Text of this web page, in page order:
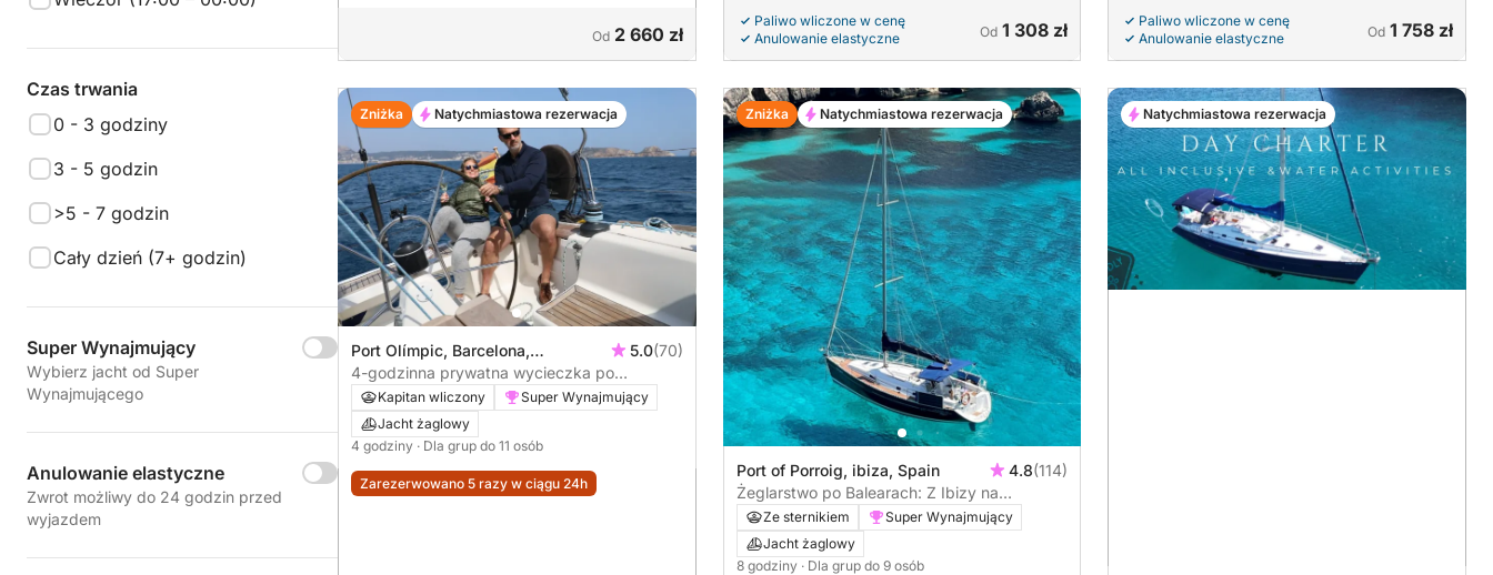
Czas trwania
0 - 3 godziny
3 - 5 godzin
>5 - 7 godzin
Cały dzień (7+ godzin)
Super Wynajmujący
Wybierz jacht od Super
Wynajmującego
Anulowanie elastyczne
Zwrot możliwy do 24 godzin przed
wyjazdem
Od 2 660 zł
Paliwo wliczone w cenę
Anulowanie elastyczne
Od 1 308 zł
Paliwo wliczone w cenę
Anulowanie elastyczne
Od 1 758 zł
Port Olímpic, Barcelona,
Hiszpania
5.0(70)
4-godzinna prywatna wycieczka po
Barcelonie z lokalnym kapitanem
Kapitan wliczony
Super Wynajmujący
Jacht żaglowy
4 godziny · Dla grup do 11 osób
Zarezerwowano 5 razy w ciągu 24h
Zniżka Natychmiastowa rezerwacja
Port of Porroig, ibiza, Spain 4.8(114)
Żeglarstwo po Balearach: Z Ibizy na
Formenterę w jeden dzień
Ze sternikiem
Super Wynajmujący
Jacht żaglowy
8 godziny · Dla grup do 9 osób
Zniżka Natychmiastowa rezerwacja Natychmiastowa rezerwacja